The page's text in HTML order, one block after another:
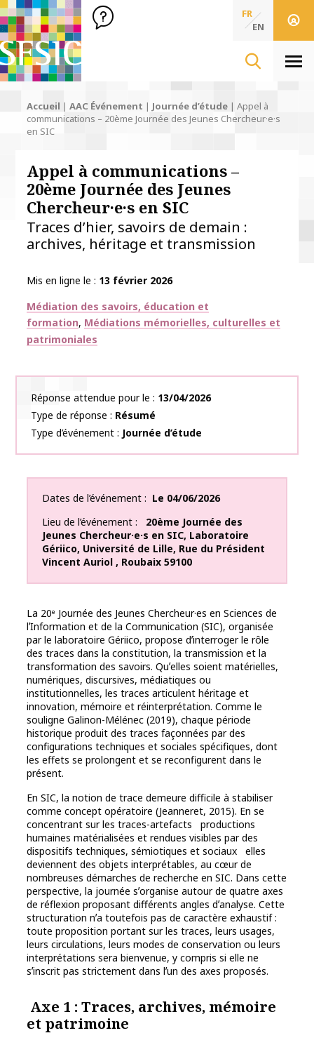
SFSIC Société Française des Sciences de l'Information & de
Société Française des Sciences
de l'Information
FR
EN
Accueil | AAC Événement | Journée d’étude | Appel à
communications – 20ème Journée des Jeunes Chercheur·e·s
en SIC
Appel à communications –
20ème Journée des Jeunes
Chercheur·e·s en SIC
Traces dʼhier, savoirs de demain :
archives, héritage et transmission
Mis en ligne le
13 février 2026
Thématiques
Médiation des savoirs, éducation et
formation Médiations mémorielles, culturelles et
patrimoniales
Réponse attendue pour le
13/04/2026
Type de réponse
Résumé
Type d’événement
Journée d’étude
Dates de l’événement Le 04/06/2026
Lieu de l’événement
20ème Journée des
Jeunes Chercheur·e·s en SIC, Laboratoire
Gériico, Université de Lille, Rue du Président
Vincent Auriol , Roubaix 59100
La 20ᵉ Journée des Jeunes Chercheur·es en Sciences de
lʼInformation et de la Communication (SIC), organisée
par le laboratoire Gériico, propose dʼinterroger le rôle
des traces dans la constitution, la transmission et la
transformation des savoirs. Quʼelles soient matérielles,
numériques, discursives, médiatiques ou
institutionnelles, les traces articulent héritage et
innovation, mémoire et réinterprétation. Comme le
souligne Galinon-Mélénec (2019), chaque période
historique produit des traces façonnées par des
configurations techniques et sociales spécifiques, dont
les effets se prolongent et se reconfigurent dans le
présent.
En SIC, la notion de trace demeure difficile à stabiliser
comme concept opératoire (Jeanneret, 2015). En se
concentrant sur les traces-artefacts productions
humaines matérialisées et rendues visibles par des
dispositifs techniques, sémiotiques et sociaux elles
deviennent des objets interprétables, au cœur de
nombreuses démarches de recherche en SIC. Dans cette
perspective, la journée sʼorganise autour de quatre axes
de réflexion proposant différents angles dʼanalyse. Cette
structuration nʼa toutefois pas de caractère exhaustif :
toute proposition portant sur les traces, leurs usages,
leurs circulations, leurs modes de conservation ou leurs
interprétations sera bienvenue, y compris si elle ne
sʼinscrit pas strictement dans lʼun des axes proposés.
Axe 1 : Traces, archives, mémoire
et patrimoine